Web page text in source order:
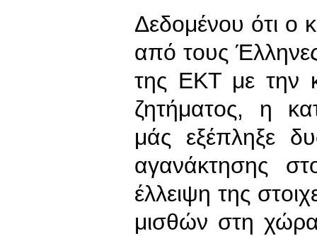
Δεδομένου ότι ο
από τους
της ΕΚΤ με την
ζητήματος, η
μάς εξέπληξε
αγανάκτησης
έλλειψη της
μισθών στη